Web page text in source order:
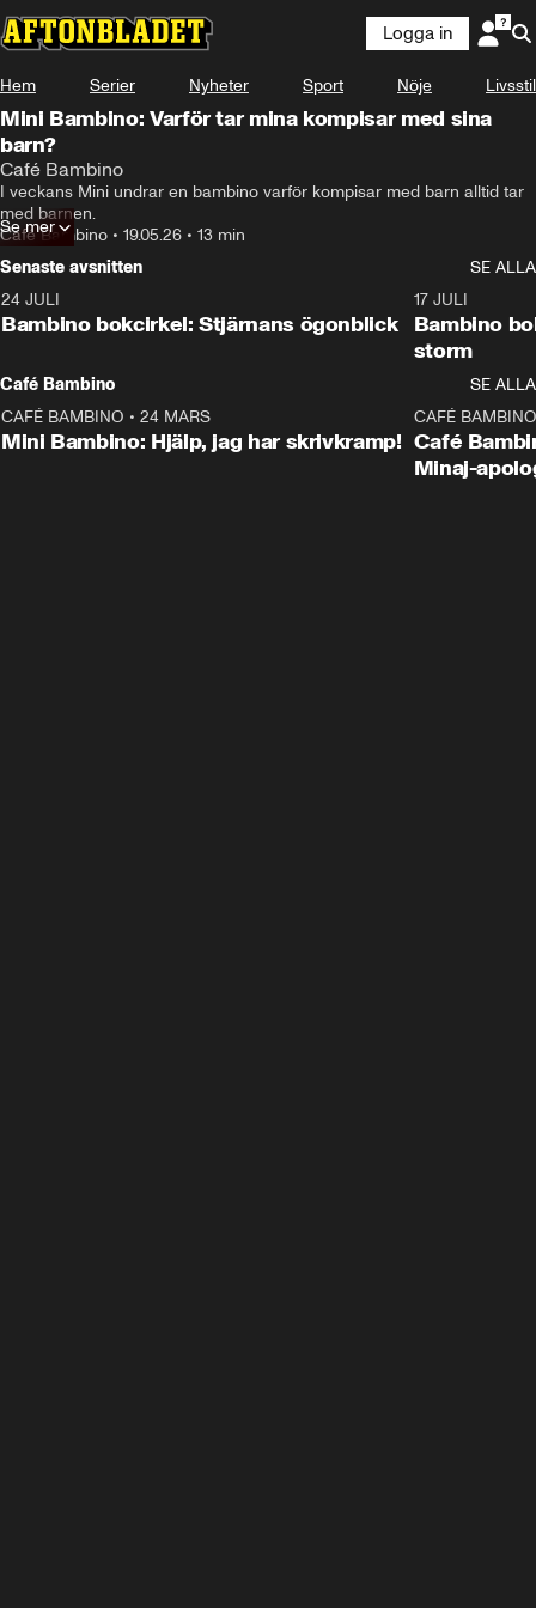
Logga in
Hem Serier Nyheter Sport Nöje Livsstil
Mini Bambino: Varför tar mina kompisar med sina
barn?
Café Bambino
I veckans Mini undrar en bambino varför kompisar med barn alltid tar
med barnen.
Café Bambino • 19.05.26 • 13 min
Se mer
Senaste avsnitten
SE ALLA
24 JULI
Bambino bokcirkel: Stjärnans ögonblick
17 JULI
Bambino
storm
Café Bambino
SE ALLA
CAFÉ BAMBINO • 24 MARS
Mini Bambino: Hjälp, jag har skrivkramp!
CAFÉ BAMBINO
Café
Minaj-